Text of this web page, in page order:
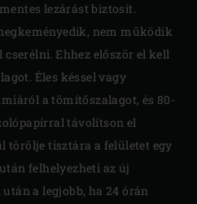
lezárást biztosít.
nem működik
Ehhez először el kell
Éles késsel vagy
a tömítőszalagot, és 80-
távolítson el
törölje tisztára a felületet egy
felhelyezheti az új
a legjobb, ha 24 órán